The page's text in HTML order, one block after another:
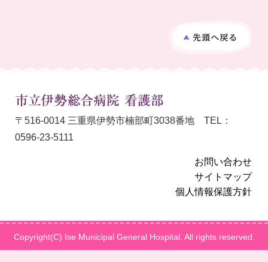
〒516-0014 三重県伊勢市楠部町3038番地 TEL：
0596-23-5111
お問い合わせ
サイトマップ
個人情報保護方針
Copyright(C) Ise Municipal General Hospital. All rights reserved.